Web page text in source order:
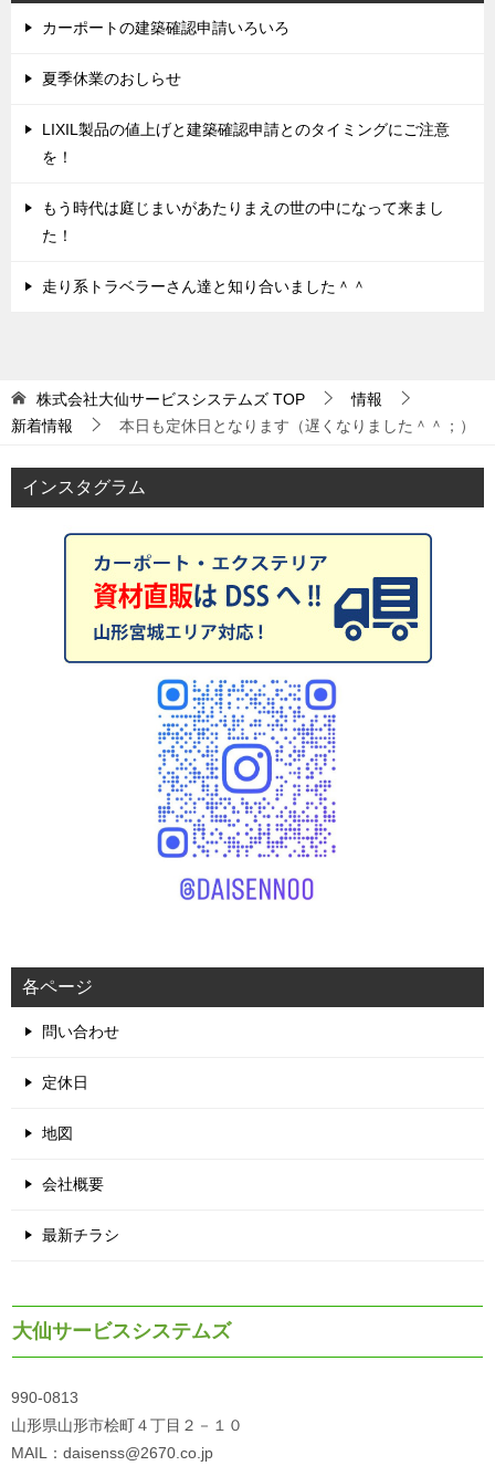
カーポートの建築確認申請いろいろ
夏季休業のおしらせ
LIXIL製品の値上げと建築確認申請とのタイミングにご注意
を！
もう時代は庭じまいがあたりまえの世の中になって来まし
た！
走り系トラベラーさん達と知り合いました＾＾
株式会社大仙サービスシステムズ TOP
情報
新着情報
本日も定休日となります（遅くなりました＾＾；）
インスタグラム
各ページ
問い合わせ
定休日
地図
会社概要
最新チラシ
大仙サービスシステムズ
990-0813
山形県山形市桧町４丁目２－１０
MAIL：daisenss@2670.co.jp